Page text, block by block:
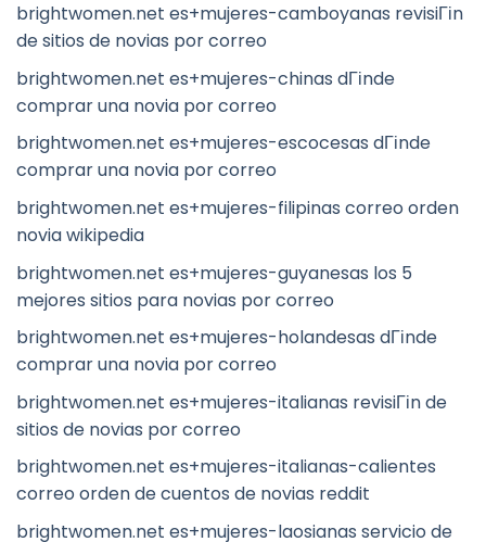
brightwomen.net es+mujeres-camboyanas revisiГіn
de sitios de novias por correo
brightwomen.net es+mujeres-chinas dГіnde
comprar una novia por correo
brightwomen.net es+mujeres-escocesas dГіnde
comprar una novia por correo
brightwomen.net es+mujeres-filipinas correo orden
novia wikipedia
brightwomen.net es+mujeres-guyanesas los 5
mejores sitios para novias por correo
brightwomen.net es+mujeres-holandesas dГіnde
comprar una novia por correo
brightwomen.net es+mujeres-italianas revisiГіn de
sitios de novias por correo
brightwomen.net es+mujeres-italianas-calientes
correo orden de cuentos de novias reddit
brightwomen.net es+mujeres-laosianas servicio de